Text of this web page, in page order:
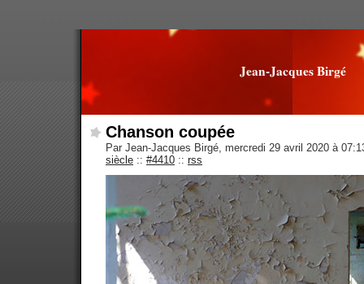
Jean-Jacques Birgé
Chanson coupée
Par Jean-Jacques Birgé, mercredi 29 avril 2020 à
siècle :: #4410 :: rss